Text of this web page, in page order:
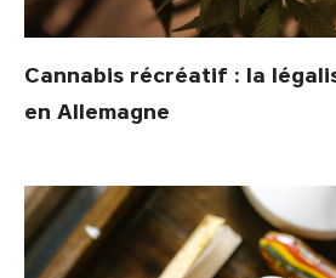
Cannabis récréatif : la
en Allemagne